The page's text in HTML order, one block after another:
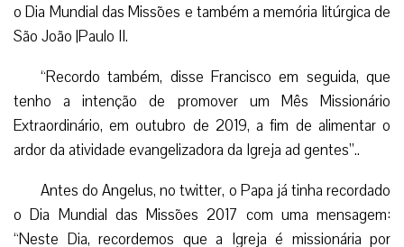
o Dia Mundial das Missões e também a memória litúrgica de
São João |Paulo II.
“Recordo também, disse Francisco em seguida, que
tenho a intenção de promover um Mês Missionário
Extraordinário, em outubro de 2019, a fim de alimentar o
ardor da atividade evangelizadora da Igreja ad gentes”..
Antes do Angelus, no twitter, o Papa já tinha recordado
o Dia Mundial das Missões 2017 com uma mensagem:
“Neste Dia, recordemos que a Igreja é missionária por